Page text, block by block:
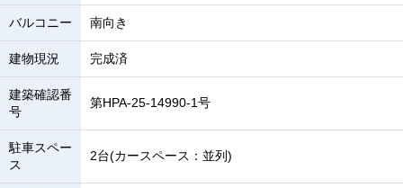
バルコニー 南向き
建物現況 完成済
建築確認番
号
第HPA-25-14990-1号
駐車スペー
ス
2台(カースペース：並列)